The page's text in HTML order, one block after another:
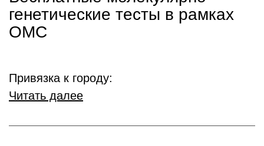
генетические тесты в рамках
ОМС
Привязка к городу:
Читать далее